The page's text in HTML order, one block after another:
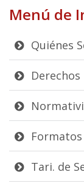
Menú de
Quiénes
Formatos
Tari. de